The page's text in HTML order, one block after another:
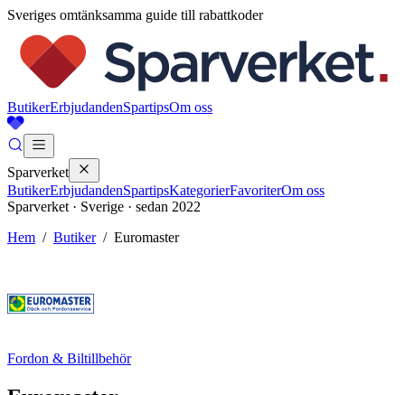
Sveriges omtänksamma guide till rabattkoder
ButikerErbjudandenSpartipsOm oss
Sparverket
ButikerErbjudandenSpartipsKategorierFavoriterOm oss
Sparverket · Sverige · sedan 2022
Hem / Butiker/ Euromaster
Fordon & Biltillbehör